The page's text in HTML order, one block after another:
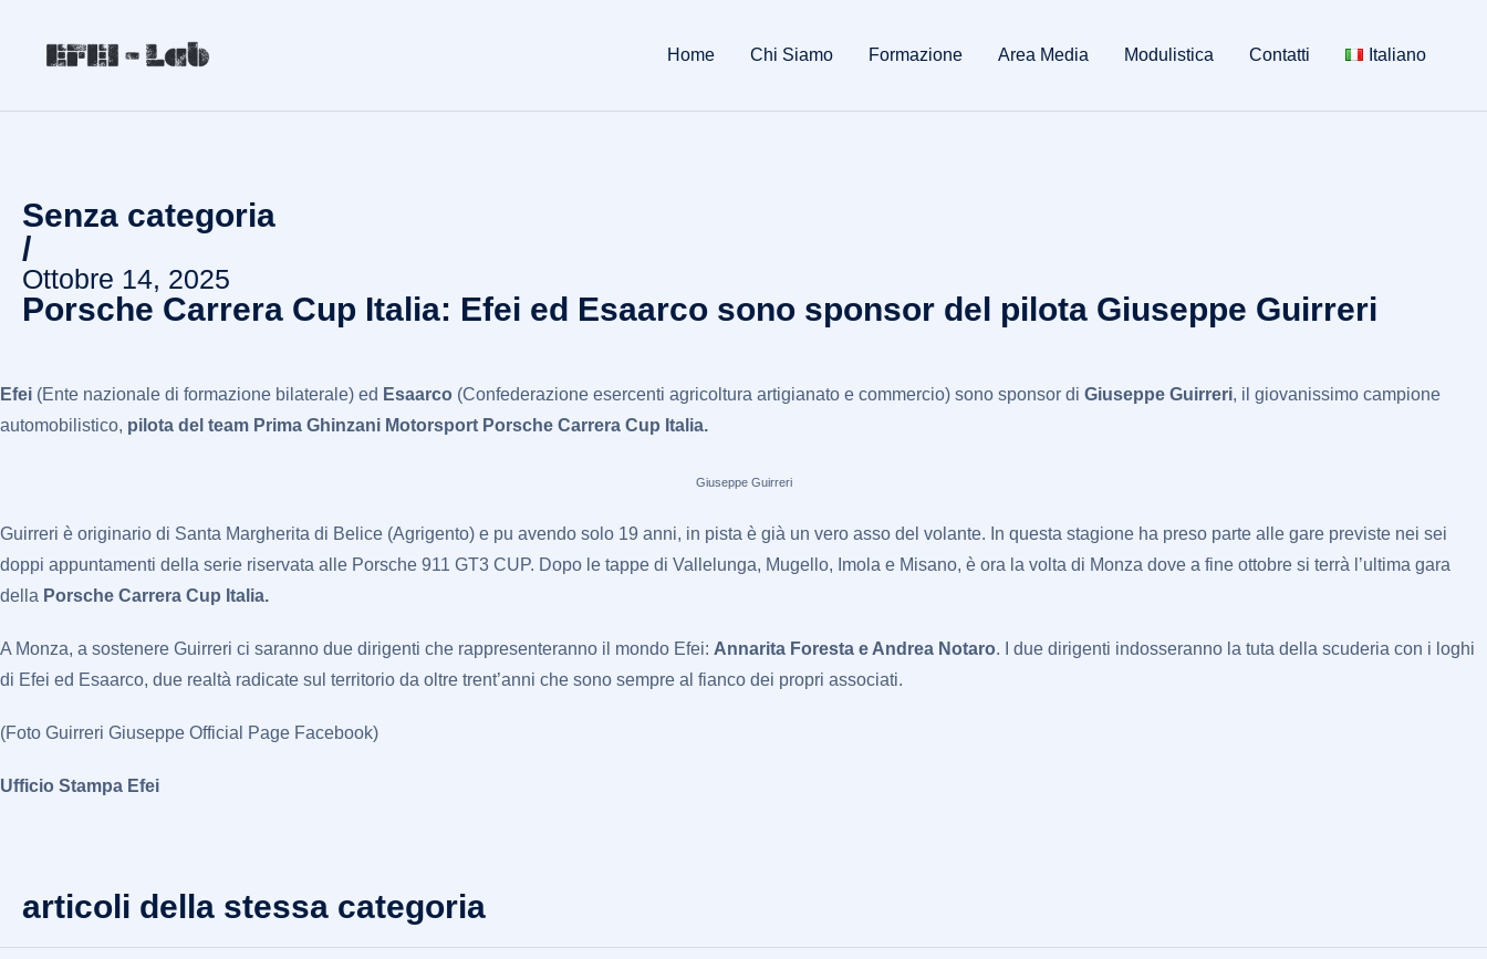
Home Chi Siamo Formazione Area Media Modulistica Contatti Italiano
Senza categoria
/
Ottobre 14, 2025
Porsche Carrera Cup Italia: Efei ed Esaarco sono sponsor del pilota Giuseppe Guirreri
Efei (Ente nazionale di formazione bilaterale) ed Esaarco (Confederazione esercenti agricoltura artigianato e commercio) sono sponsor di Giuseppe Guirreri, il giovanissimo campione
automobilistico, pilota del team Prima Ghinzani Motorsport Porsche Carrera Cup Italia.
Giuseppe Guirreri
Guirreri è originario di Santa Margherita di Belice (Agrigento) e pu avendo solo 19 anni, in pista è già un vero asso del volante. In questa stagione ha preso parte alle gare previste nei sei
doppi appuntamenti della serie riservata alle Porsche 911 GT3 CUP. Dopo le tappe di Vallelunga, Mugello, Imola e Misano, è ora la volta di Monza dove a fine ottobre si terrà l’ultima gara
della Porsche Carrera Cup Italia.
A Monza, a sostenere Guirreri ci saranno due dirigenti che rappresenteranno il mondo Efei: Annarita Foresta e Andrea Notaro. I due dirigenti indosseranno la tuta della scuderia con i loghi
di Efei ed Esaarco, due realtà radicate sul territorio da oltre trent’anni che sono sempre al fianco dei propri associati.
(Foto Guirreri Giuseppe Official Page Facebook)
Ufficio Stampa Efei
articoli della stessa categoria